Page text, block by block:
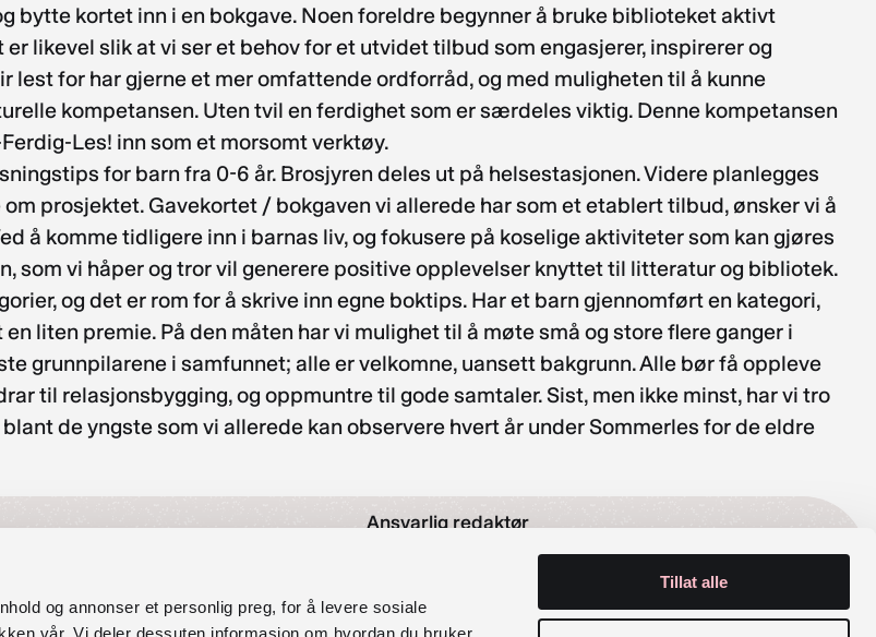
og annonser et personlig preg, for å levere sosiale
Tillat alle
bytte kortet inn i en bokgave. Noen foreldre begynner å bruke biblioteket aktivt
likevel slik at vi ser et behov for et utvidet tilbud som engasjerer, inspirerer og
lest for har gjerne et mer omfattende ordforråd, og med muligheten til å kunne
kompetansen. Uten tvil en ferdighet som er særdeles viktig. Denne kompetansen
Les! inn som et morsomt verktøy.
for barn fra 0-6 år. Brosjyren deles ut på helsestasjonen. Videre planlegges
prosjektet. Gavekortet / bokgaven vi allerede har som et etablert tilbud, ønsker vi å
å komme tidligere inn i barnas liv, og fokusere på koselige aktiviteter som kan gjøres
som vi håper og tror vil generere positive opplevelser knyttet til litteratur og bibliotek.
og det er rom for å skrive inn egne boktips. Har et barn gjennomført en kategori,
liten premie. På den måten har vi mulighet til å møte små og store flere ganger i
grunnpilarene i samfunnet; alle er velkomne, uansett bakgrunn. Alle bør få oppleve
til relasjonsbygging, og oppmuntre til gode samtaler. Sist, men ikke minst, har vi tro
de yngste som vi allerede kan observere hvert år under Sommerles for de eldre
Ansvarlig redaktør